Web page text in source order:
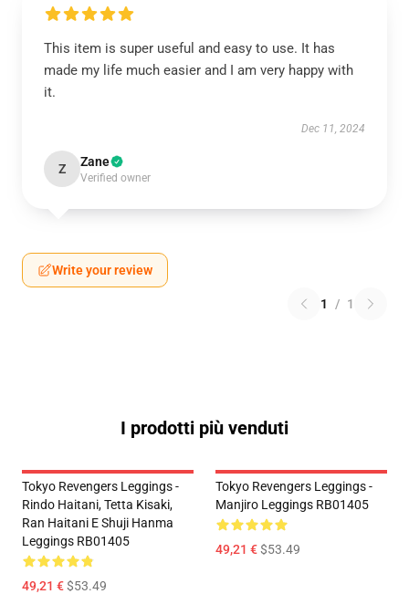
This item is super useful and easy to use. It has
made my life much easier and I am very happy with
it.
Dec 11, 2024
Z Zane
Verified owner
Write your review
1 / 1
I prodotti più venduti
Tokyo Revengers Leggings -
Rindo Haitani, Tetta Kisaki,
Ran Haitani E Shuji Hanma
Leggings RB01405
49,21 €$53.49
Tokyo Revengers Leggings -
Manjiro Leggings RB01405
49,21 €$53.49